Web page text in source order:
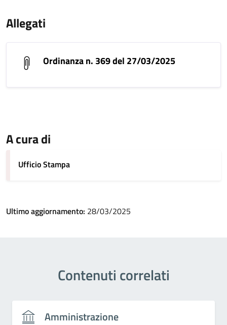
Allegati
Ordinanza n. 369 del 27/03/2025
A cura di
Ufficio Stampa
Ultimo aggiornamento: 28/03/2025
Contenuti correlati
Amministrazione